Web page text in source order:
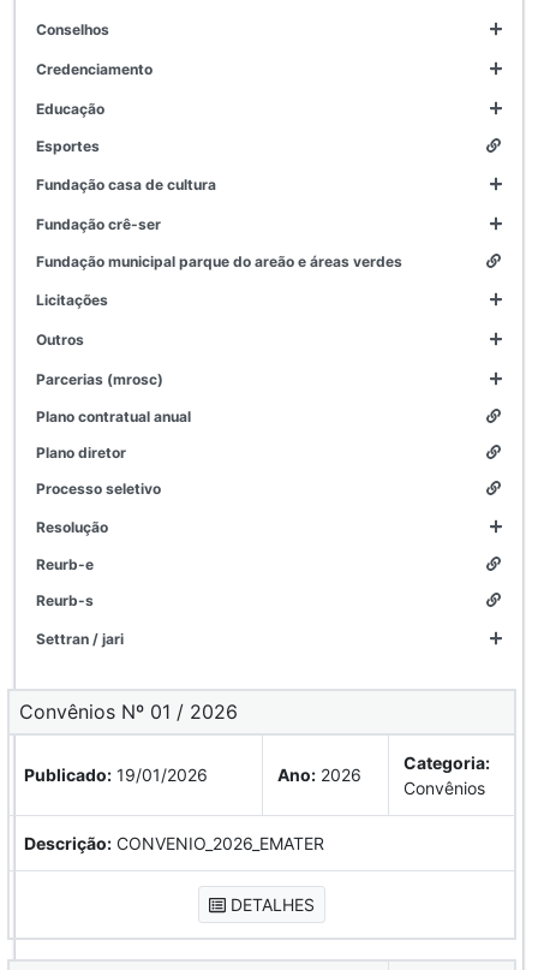
conselhos
credenciamento
educação
esportes
fundação casa de cultura
fundação crê-ser
fundação municipal parque do areão e áreas verdes
licitações
outros
parcerias (mrosc)
plano contratual anual
plano diretor
processo seletivo
resolução
reurb-e
reurb-s
settran / jari
Convênios Nº 01 / 2026
Publicado: 19/01/2026 Ano: 2026
Categoria:
Convênios
Descrição: CONVENIO_2026_EMATER
DETALHES